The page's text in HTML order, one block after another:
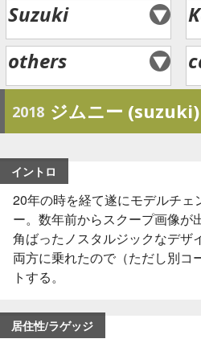
Suzuki
others
2018 ジムニー (suzuki)
イントロ
20年の時を経て遂にモデルチェ
ー。数年前からスクープ画像が
角ばったノスタルジックなデザ
両方に乗れたので（ただし別コ
トする。
居住性/ラゲッジ